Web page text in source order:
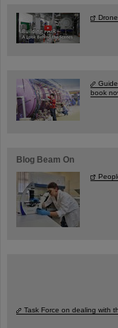
book
Blog Beam On
Task Force on dealing with